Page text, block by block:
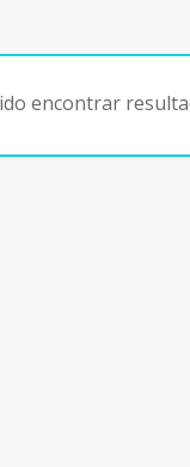
encontrar